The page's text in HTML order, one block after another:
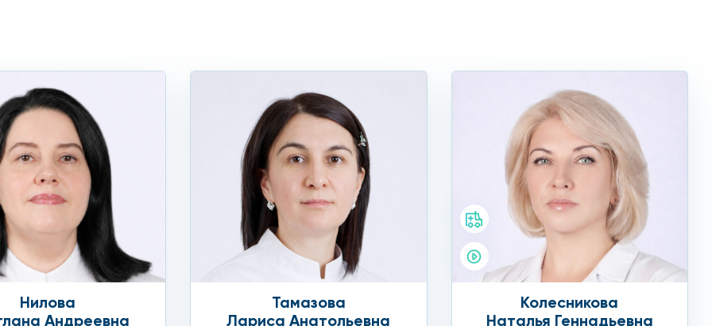
Нилова
Андреевна
Тамазова
Лариса Анатольевна
Колесникова
Наталья Геннадьевна